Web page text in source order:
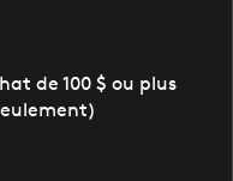
de 100 $ ou plus